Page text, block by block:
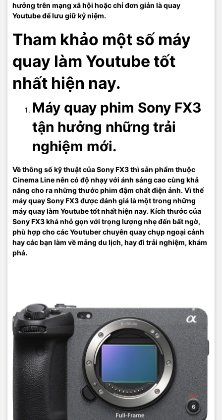
hưởng trên mạng xã hội hoặc chỉ đơn giản là quay
Youtube để lưu giữ kỷ niệm.
Tham khảo một số máy
quay làm Youtube tốt
nhất hiện nay.
Máy quay phim Sony FX3
tận hưởng những trải
nghiệm mới.
Về thông số kỹ thuật của Sony FX3 thì sản phẩm thuộc
Cinema Line nên có độ nhạy với ánh sáng cao cùng khả
năng cho ra những thước phim đậm chất điện ảnh. Vì thế
máy quay Sony FX3 được đánh giá là một trong những
máy quay làm Youtube tốt nhất hiện nay. Kích thước của
Sony FX3 khá nhỏ gọn với trọng lượng nhẹ đến bất ngờ,
phù hợp cho các Youtuber chuyên quay chụp ngoại cảnh
hay các bạn làm về mảng du lịch, hay đi trải nghiệm, khám
phá.